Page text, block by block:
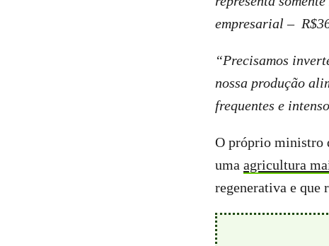
empresarial –
“Precisamos
nossa produção
frequentes e
O próprio ministro
uma agricultura
regenerativa e que